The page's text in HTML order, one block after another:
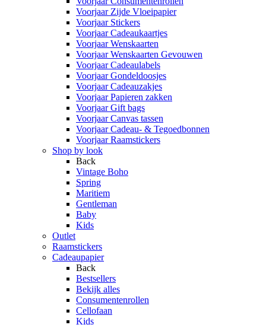
Voorjaar Zijde Vloeipapier
Voorjaar Stickers
Voorjaar Cadeaukaartjes
Voorjaar Wenskaarten
Voorjaar Wenskaarten Gevouwen
Voorjaar Cadeaulabels
Voorjaar Gondeldoosjes
Voorjaar Cadeauzakjes
Voorjaar Papieren zakken
Voorjaar Gift bags
Voorjaar Canvas tassen
Voorjaar Cadeau- & Tegoedbonnen
Voorjaar Raamstickers
Shop by look
Back
Vintage Boho
Spring
Maritiem
Gentleman
Baby
Kids
Outlet
Raamstickers
Cadeaupapier
Back
Bestsellers
Bekijk alles
Consumentenrollen
Cellofaan
Kids